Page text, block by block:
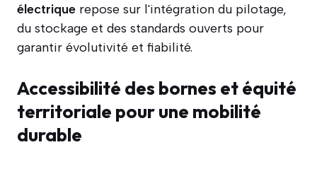
électrique repose sur l'intégration du pilotage,
du stockage et des standards ouverts pour
garantir évolutivité et fiabilité.
Accessibilité des bornes et équité
territoriale pour une mobilité
durable